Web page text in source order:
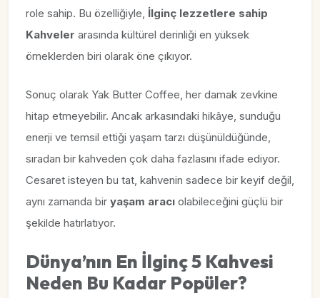
role sahip. Bu özelliğiyle, İlginç lezzetlere sahip
Kahveler arasında kültürel derinliği en yüksek
örneklerden biri olarak öne çıkıyor.
Sonuç olarak Yak Butter Coffee, her damak zevkine
hitap etmeyebilir. Ancak arkasındaki hikâye, sunduğu
enerji ve temsil ettiği yaşam tarzı düşünüldüğünde,
sıradan bir kahveden çok daha fazlasını ifade ediyor.
Cesaret isteyen bu tat, kahvenin sadece bir keyif değil,
aynı zamanda bir yaşam aracı olabileceğini güçlü bir
şekilde hatırlatıyor.
Dünya’nın En İlginç 5 Kahvesi
Neden Bu Kadar Popüler?